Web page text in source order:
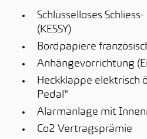
Schlüsselloses
(KESSY)
Bordpapiere
Anhängevorrichtung
Heckklappe elektrisch
Pedal"
Alarmanlage mit
Co2 Vertragsprämie